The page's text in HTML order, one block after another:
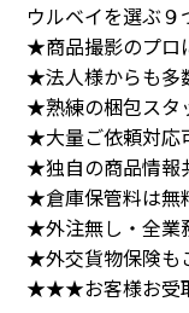
ウルベイを選ぶ９
★商品撮影のプロ
★法人様からも多
★熟練の梱包スタ
★大量ご依頼対応
★独自の商品情報
★倉庫保管料は無
★外注無し・全業
★外交貨物保険も
★★★お客様お受